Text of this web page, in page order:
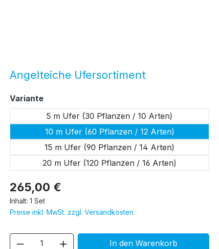
Angelteiche Ufersortiment
265,00 €
Inhalt: 1 Set
Preise inkl. MwSt. zzgl. Versandkosten
Varianteauswählen
5 m Ufer (30 Pflanzen / 10 Arten)
10 m Ufer (60 Pflanzen / 12 Arten)
15 m Ufer (90 Pflanzen / 14 Arten)
20 m Ufer (120 Pflanzen / 16 Arten)
Produkt Anzahl: Gib denIn den Warenkorb